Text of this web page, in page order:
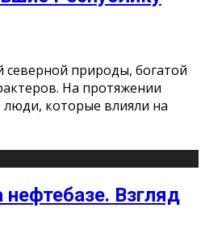
северной природы, богатой
На протяжении
люди, которые влияли на
нефтебазе. Взгляд